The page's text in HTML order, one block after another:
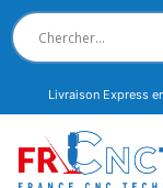
Livraison Express